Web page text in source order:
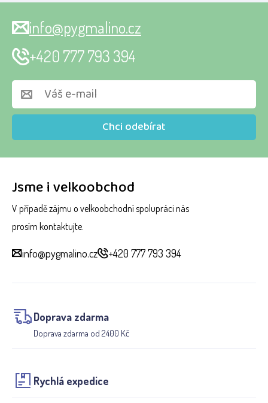
Jsme i velkoobchod
V případě zájmu o velkoobchodní spolupráci nás
prosím kontaktujte.
info@pygmalino.cz +420 777 793 394
Doprava zdarma
Doprava zdarma od 2400 Kč
Rychlá expedice
Chci odebírat
info@pygmalino.cz
+420 777 793 394